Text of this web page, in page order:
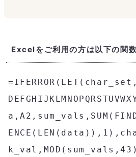
Excelをご利用の方は以下の関